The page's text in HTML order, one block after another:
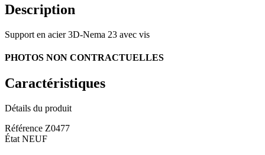
Description
Support en acier 3D-Nema 23 avec vis
PHOTOS NON CONTRACTUELLES
Caractéristiques
Détails du produit
Référence Z0477
État NEUF